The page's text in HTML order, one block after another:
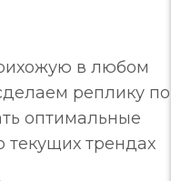
в любом
реплику по
оптимальные
трендах